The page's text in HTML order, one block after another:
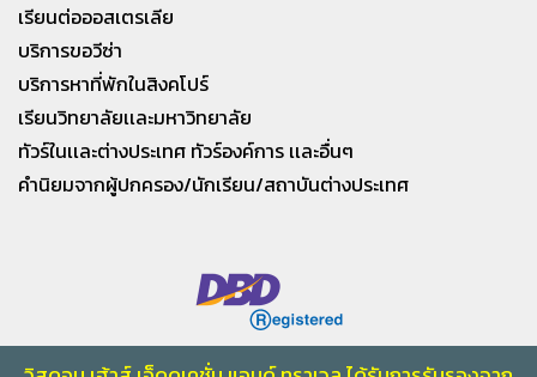
เรียนต่อออสเตรเลีย
บริการขอวีซ่า
บริการหาที่พักในสิงคโปร์
เรียนวิทยาลัยเเละมหาวิทยาลัย
ทัวร์ในเเละต่างประเทศ ทัวร์องค์การ เเละอื่นๆ
คำนิยมจากผู้ปกครอง/นักเรียน/สถาบันต่างประเทศ